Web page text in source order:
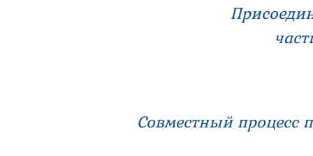
Совместный процесс